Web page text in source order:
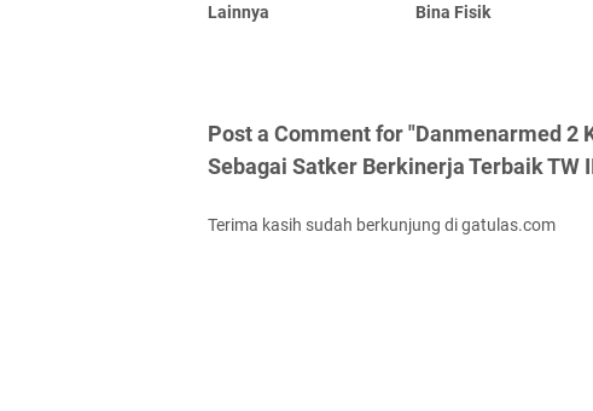
Lainnya
Bina Fisik
Post a Comment for "Danmenarmed 2
Sebagai Satker Berkinerja Terbaik TW
Terima kasih sudah berkunjung di gatulas.com